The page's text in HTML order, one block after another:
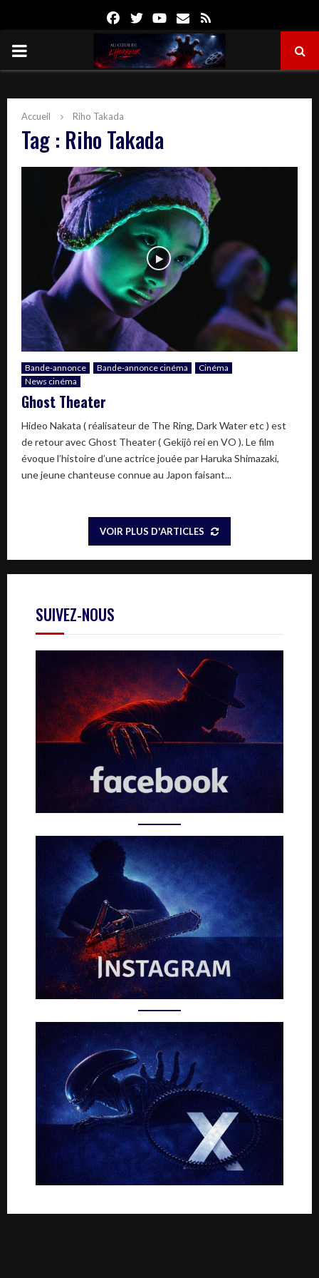
FacebookTwitterYoutube
Email
PRIMARY
Accueil Riho Takada
Tag : Riho Takada
Bande-annonce Bande-annonce cinéma
Cinéma
News cinéma
Ghost Theater
Hideo Nakata ( réalisateur de The Ring, Dark Water etc ) est
de retour avec Ghost Theater ( Gekijô rei en VO ). Le film
évoque l’histoire d’une actrice jouée par Haruka Shimazaki,
une jeune chanteuse connue au Japon faisant...
VOIR PLUS D'ARTICLES
SUIVEZ-NOUS